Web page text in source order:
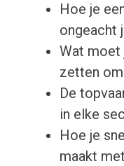
Hoe je
ongeacht
Wat
zetten
De
in elke
Hoe je
maakt